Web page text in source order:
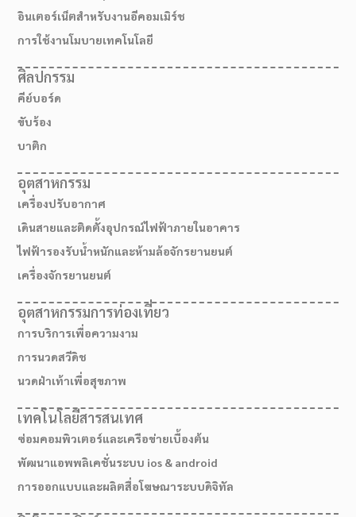
สมัครเรียน
เส้นทางมาโรงเรียน
อินเตอร์เน็ตสำหรับงานอีคอมเมิร์ช
การใช้งานโมบายเทคโนโลยี
ศิลปกรรม
คีย์บอร์ด
ขับร้อง
บาติก
อุตสาหกรรม
เครื่องปรับอากาศ
เดินสายและติดตั้งอุปกรณ์ไฟฟ้าภายในอาคาร
ไฟฟ้ารองรับน้ำหนักและห้ามล้อจักรยานยนต์
เครื่องจักรยานยนต์
อุตสาหกรรมการท่องเที่ยว
การบริการเพื่อความงาม
การนวดสวีดิช
นวดฝ่าเท้าเพื่อสุขภาพ
เทคโนโลยีสารสนเทศ
ซ่อมคอมพิวเตอร์และเครือข่ายเบื้องต้น
พัฒนาแอพพลิเคชั่นระบบ ios & android
การออกแบบและผลิตสื่อโฆษณาระบบดิจิทัล